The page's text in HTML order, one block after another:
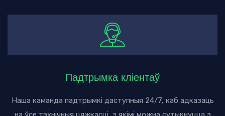
Падтрымка кліентаў
Наша каманда падтрымкі даступныя 24/7, каб адказаць